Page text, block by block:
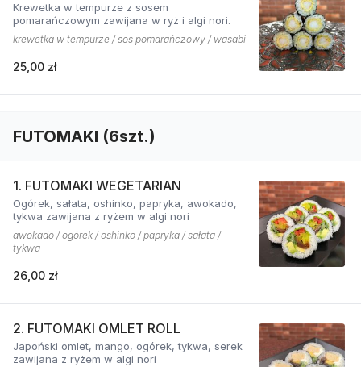
Krewetka w tempurze z sosem
pomarańczowym zawijana w ryż i algi nori.
krewetka w tempurze / sos pomarańczowy / wasabi
25,00 zł
FUTOMAKI (6szt.)
1. FUTOMAKI WEGETARIAN
Ogórek, sałata, oshinko, papryka, awokado,
tykwa zawijana z ryżem w algi nori
awokado / ogórek / oshinko / papryka / sałata /
tykwa
26,00 zł
2. FUTOMAKI OMLET ROLL
Japoński omlet, mango, ogórek, tykwa, serek
zawijana z ryżem w algi nori